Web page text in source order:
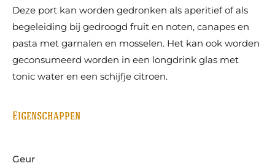
Deze port kan worden gedronken als aperitief of als
begeleiding bij gedroogd fruit en noten, canapes en
pasta met garnalen en mosselen. Het kan ook worden
geconsumeerd worden in een longdrink glas met
tonic water en een schijfje citroen.
Eigenschappen
Geur